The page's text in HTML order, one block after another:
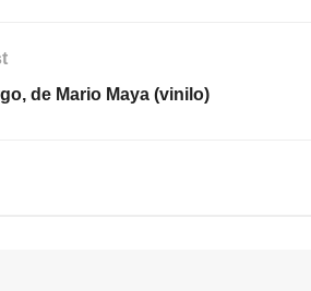
de Mario Maya (vinilo)